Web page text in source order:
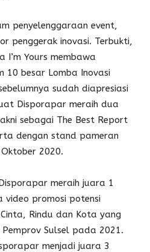
penyelenggaraan event,
penggerak inovasi. Terbukti,
I’m Yours membawa
10 besar Lomba Inovasi
sudah diapresiasi
Disporapar meraih dua
sebagai The Best Report
dengan stand pameran
2020.
meraih juara 1
video promosi potensi
Rindu dan Kota yang
Sulsel pada 2021.
menjadi juara 3